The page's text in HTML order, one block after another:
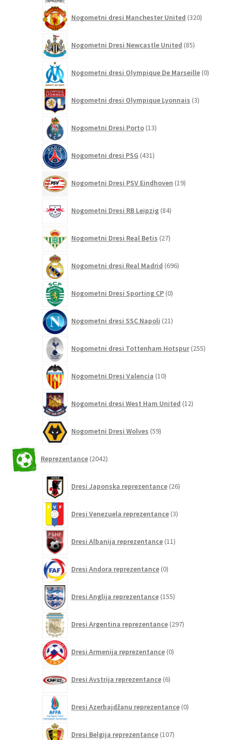
Nogometni dresi Manchester United 320izdelkov
Nogometni Dresi Newcastle United 85izdelkov
Nogometni dresi Olympique De Marseille 0
Nogometni dresi Olympique Lyonnais 3izdelki
Nogometni Dresi Porto 13izdelkov
Nogometni dresi PSG 431izdelkov
Nogometni Dresi PSV Eindhoven 19izdelkov
Nogometni Dresi RB Leipzig 84izdelkov
Nogometni Dresi Real Betis 27izdelkov
Nogometni dresi Real Madrid 696izdelkov
Nogometni Dresi Sporting CP 0izdelkov
Nogometni dresi SSC Napoli 21izdelkov
Nogometni dresi Tottenham Hotspur 255
Nogometni Dresi Valencia 10izdelkov
Nogometni dresi West Ham United 12izdelkov
Nogometni Dresi Wolves 59izdelkov
Reprezentance 2042izdelkov
Dresi Japonska reprezentance 26izdelkov
Dresi Venezuela reprezentance 3izdelki
Dresi Albanija reprezentance 11izdelkov
Dresi Andora reprezentance 0izdelkov
Dresi Anglija reprezentance 155izdelkov
Dresi Argentina reprezentance 297izdelkov
Dresi Armenija reprezentance 0izdelkov
Dresi Avstrija reprezentance 6izdelkov
Dresi Azerbajdžanu reprezentance 0izdelkov
Dresi Belgija reprezentance 107